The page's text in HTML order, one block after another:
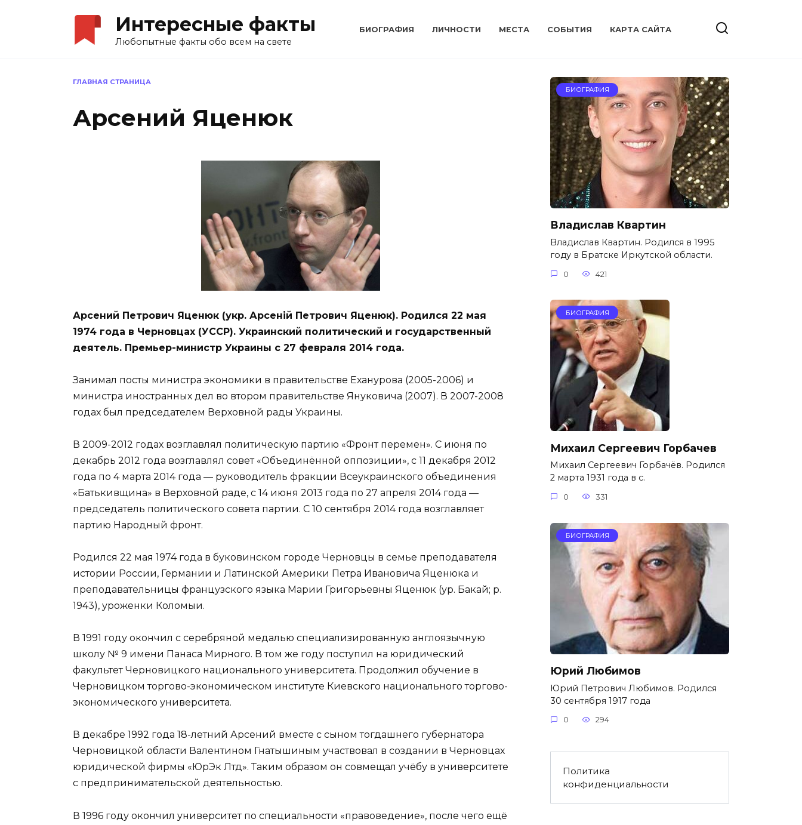
Интересные факты
Любопытные факты обо всем на свете
БИОГРАФИЯ ЛИЧНОСТИ МЕСТА CОБЫТИЯ КАРТА САЙТА
ГЛАВНАЯ СТРАНИЦА
Арсений Яценюк
Арсений Петрович Яценюк (укр. Арсеній Петрович Яценюк). Родился 22 мая
1974 года в Черновцах (УССР). Украинский политический и государственный
деятель. Премьер-министр Украины с 27 февраля 2014 года.
Занимал посты министра экономики в правительстве Еханурова (2005-2006) и
министра иностранных дел во втором правительстве Януковича (2007). В 2007-2008
годах был председателем Верховной рады Украины.
В 2009-2012 годах возглавлял политическую партию «Фронт перемен». С июня по
декабрь 2012 года возглавлял совет «Объединённой оппозиции», с 11 декабря 2012
года по 4 марта 2014 года — руководитель фракции Всеукраинского объединения
«Батькивщина» в Верховной раде, с 14 июня 2013 года по 27 апреля 2014 года —
председатель политического совета партии. С 10 сентября 2014 года возглавляет
партию Народный фронт.
Родился 22 мая 1974 года в буковинском городе Черновцы в семье преподавателя
истории России, Германии и Латинской Америки Петра Ивановича Яценюка и
преподавательницы французского языка Марии Григорьевны Яценюк (ур. Бакай; р.
1943), уроженки Коломыи.
В 1991 году окончил с серебряной медалью специализированную англоязычную
школу № 9 имени Панаса Мирного. В том же году поступил на юридический
факультет Черновицкого национального университета. Продолжил обучение в
Черновицком торгово-экономическом институте Киевского национального торгово-
экономического университета.
В декабре 1992 года 18-летний Арсений вместе с сыном тогдашнего губернатора
Черновицкой области Валентином Гнатышиным участвовал в создании в Черновцах
юридической фирмы «ЮрЭк Лтд». Таким образом он совмещал учёбу в университете
с предпринимательской деятельностью.
В 1996 году окончил университет по специальности «правоведение», после чего ещё
БИОГРАФИЯ
Владислав Квартин
Владислав Квартин. Родился в 1995
году в Братске Иркутской области.
0 421
БИОГРАФИЯ
Михаил Сергеевич Горбачев
Михаил Сергеевич Горбачёв. Родился
2 марта 1931 года в с.
0 331
БИОГРАФИЯ
Юрий Любимов
Юрий Петрович Любимов. Родился
30 сентября 1917 года
0 294
Политика
конфиденциальности